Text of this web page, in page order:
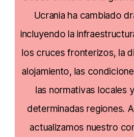
Ucrania ha cambiado
incluyendo la
los cruces fronterizos, la
alojamiento, las
las normativas locales
determinadas regiones.
actualizamos nuestro